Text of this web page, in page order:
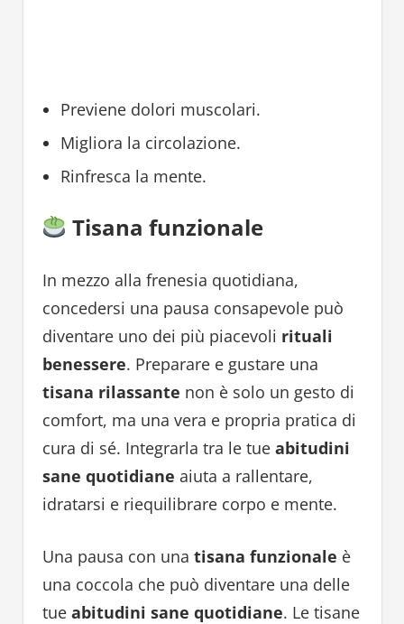
Previene dolori muscolari.
Migliora la circolazione.
Rinfresca la mente.
Tisana funzionale
In mezzo alla frenesia quotidiana,
concedersi una pausa consapevole può
diventare uno dei più piacevoli rituali
benessere. Preparare e gustare una
tisana rilassante non è solo un gesto di
comfort, ma una vera e propria pratica di
cura di sé. Integrarla tra le tue abitudini
sane quotidiane aiuta a rallentare,
idratarsi e riequilibrare corpo e mente.
Una pausa con una tisana funzionale è
una coccola che può diventare una delle
tue abitudini sane quotidiane. Le tisane